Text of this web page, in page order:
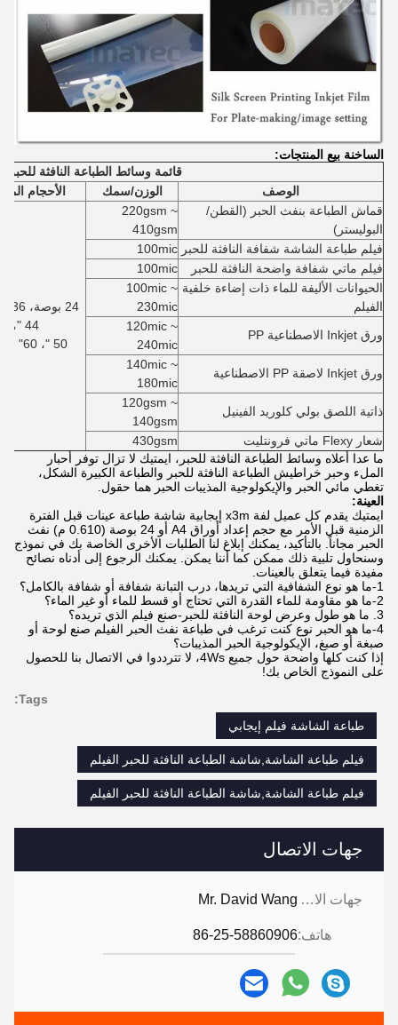
جهات الاتصال
جهات الاتصال: Mr. David Wang
هاتف:86-25-58860906
الساخنة بيع المنتجات:
قائمة وسائط الطباعة النافثة للحبر
الوصف
الوزن/سمك
الأحجام
قماش الطباعة بنفث الحبر (القطن/
البوليستر)
220gsm ~
410gsm
44 "،
50 "، 60" x30m
فيلم طباعة الشاشة شفافة النافثة للحبر 100mic
فيلم ماتي شفافة واضحة النافثة للحبر
100mic
الحيوانات الأليفة للماء ذات إضاءة خلفية
الفيلم
100mic ~
230mic
ورق Inkjet الاصطناعية PP
120mic ~
240mic
ورق Inkjet لاصقة PP الاصطناعية
140mic ~
180mic
ذاتية اللصق بولي كلوريد الفينيل
120gsm ~
140gsm
شعار Flexy ماتي فرونتليت
430gsm
ما عدا أعلاه وسائط الطباعة النافثة للحبر، ايمتيك لا تزال توفر أحبار
الملء وحبر خراطيش الطباعة النافثة للحبر والطباعة الكبيرة الشكل،
تغطي مائي الحبر والإيكولوجية المذيبات الحبر هما حقول.
العينة:
ايمتيك يقدم كل عميل لفة x3m إيجابية شاشة طباعة عينات قبل الفترة
الزمنية قبل الأمر مع حجم إعداد أوراق A4 أو 24 بوصة (0.610 م) نفث
الحبر مجاناً. بالتأكيد، يمكنك إبلاغ لنا الطلبات الأخرى الخاصة بك في نموذج
وسنحاول تلبية ذلك ممكن كما أننا يمكن. يمكنك الرجوع إلى أدناه نصائح
مفيدة فيما يتعلق بالعينات.
1-ما هو نوع الشفافية التي تريدها، درب التبانة شفافة أو شفافة بالكامل
؟
2-ما هو مقاومة للماء
القدرة التي تحتاج أو قسط للماء أو غير الماء؟
3. ما هو طول وعرض لوحة النافثة للحبر-صنع
فيلم الذي تريده؟
4-ما هو الحبر نوع كنت ترغب في طباعة نفث الحبر الفيلم صنع لوحة أو
صبغة أو صبغ، الإيكولوجية الحبر المذيبات؟
إذا كنت كلها واضحة حول جميع 4Ws، لا تترددوا في الاتصال بنا للحصول
على النموذج الخاص بك!
Tags:
طباعة الشاشة فيلم إيجابي
فيلم طباعة الشاشة,شاشة الطباعة النافثة للحبر الفيلم
فيلم طباعة الشاشة,شاشة الطباعة النافثة للحبر الفيلم